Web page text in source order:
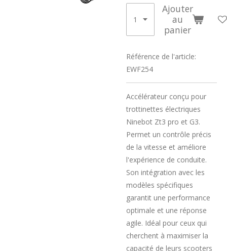
Ajouter
au
panier
Référence de l'article:
EWF254
Accélérateur conçu pour
trottinettes électriques
Ninebot Zt3 pro et G3.
Permet un contrôle précis
de la vitesse et améliore
l'expérience de conduite.
Son intégration avec les
modèles spécifiques
garantit une performance
optimale et une réponse
agile. Idéal pour ceux qui
cherchent à maximiser la
capacité de leurs scooters